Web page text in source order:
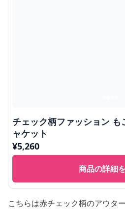
チェック柄ファッション
ャケット
¥5,260
商品の詳細
こちらは赤チェック柄のアウタ